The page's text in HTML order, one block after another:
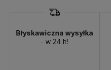
Błyskawiczna wysyłka
- w 24 h!